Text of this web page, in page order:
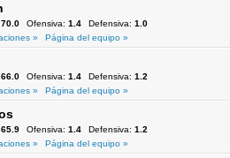
70.0 Ofensiva: 1.4 Defensiva: 1.0
»
Página del equipo »
66.0 Ofensiva: 1.4 Defensiva: 1.2
»
Página del equipo »
65.9 Ofensiva: 1.4 Defensiva: 1.2
»
Página del equipo »